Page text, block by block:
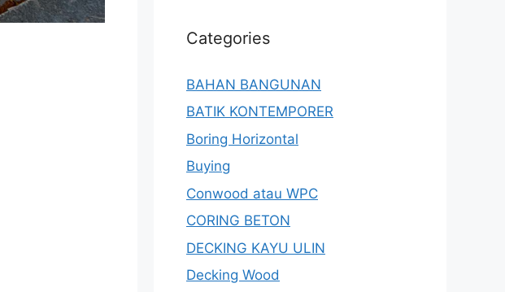
Categories
BAHAN BANGUNAN
BATIK KONTEMPORER
Boring Horizontal
Buying
Conwood atau WPC
CORING BETON
DECKING KAYU ULIN
Decking Wood